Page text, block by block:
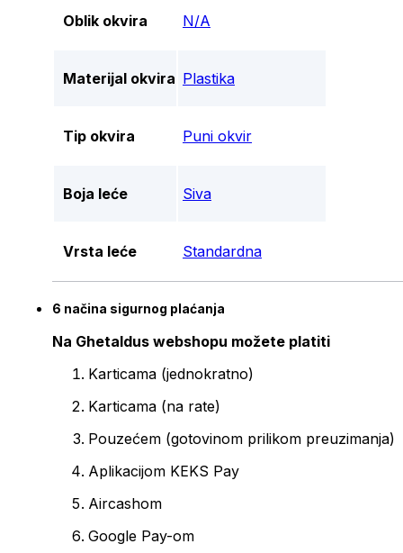
Oblik okvira N/A
Materijal okvira Plastika
Tip okvira Puni okvir
Boja leće Siva
Vrsta leće Standardna
6 načina sigurnog plaćanja
Na Ghetaldus webshopu možete platiti
Karticama (jednokratno)
Karticama (na rate)
Pouzećem (gotovinom prilikom preuzimanja)
Aplikacijom KEKS Pay
Aircashom
Google Pay-om